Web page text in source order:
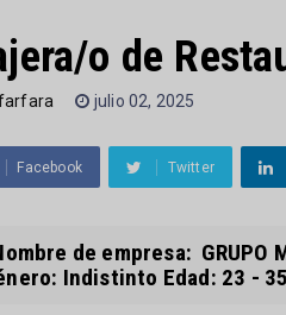
o de
julio 02, 2025
Facebook Twitter
de empresa: GRUPO
Indistinto Edad: 23 -